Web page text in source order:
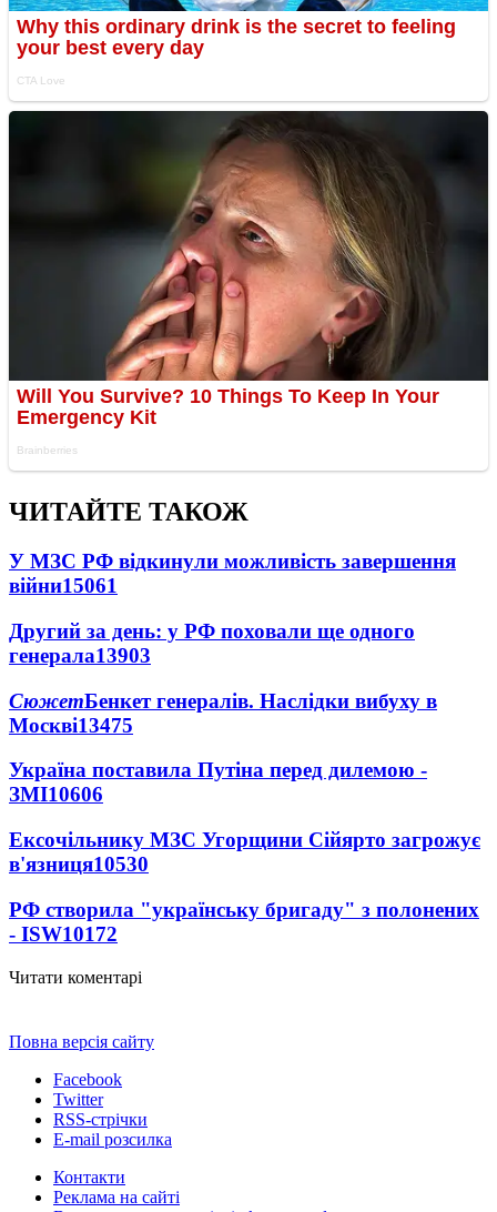
ЧИТАЙТЕ ТАКОЖ
У МЗС РФ відкинули можливість завершення
війни15061
Другий за день: у РФ поховали ще одного
генерала13903
СюжетБенкет генералів. Наслідки вибуху в
Москві13475
Україна поставила Путіна перед дилемою -
ЗМІ10606
Ексочільнику МЗС Угорщини Сійярто загрожує
в'язниця10530
РФ створила "українську бригаду" з полонених
- ISW10172
Читати коментарі
Повна версія сайту
Facebook
Twitter
RSS-стрічки
E-mail розсилка
Контакти
Реклама на сайті